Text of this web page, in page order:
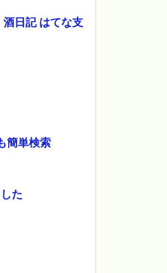
日記 はてな支
簡単検索
た